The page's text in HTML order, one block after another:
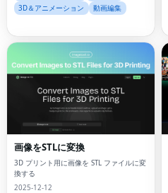
3D＆アニメーション
動画編集
画像をSTLに変換
3D プリント用に画像を STL ファイルに変
換する
2025-12-12